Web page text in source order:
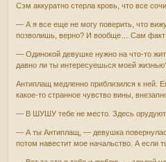
Сэм аккуратно стерла кровь, что все
— А я все еще не могу поверить, что
позволишь, верно? И вообще… Сам факт
— Одинокой девушке нужно на что-то
давно ли ты интересуешься моей
Антиплащ медленно приблизился к ней.
какое-то странное чувство вины,
— В ШУШУ тебе не место. Здесь
— А ты Антиплащ, — девушка
потом навестит мое начальство. А если